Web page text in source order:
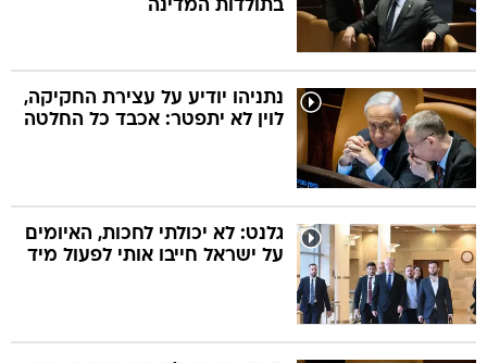
בתולדות המדינה
נתניהו יודיע על עצירת החקיקה,
לוין לא יתפטר: אכבד כל החלטה
גלנט: לא יכולתי לחכות, האיומים
על ישראל חייבו אותי לפעול מיד